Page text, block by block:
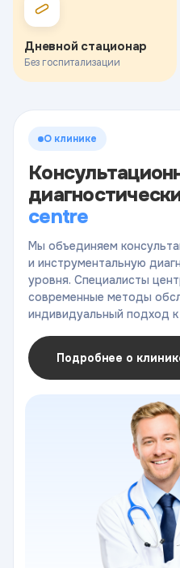
Дневной стационар
Без госпитализации
О клинике
centre
Мы объединяем
и инструментальную
уровня. Специалисты
современные методы
индивидуальный подход
Подробнее о